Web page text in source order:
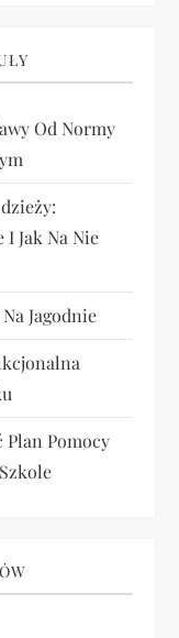
Od Normy
I Jak Na Nie
Jagodnie
Plan Pomocy